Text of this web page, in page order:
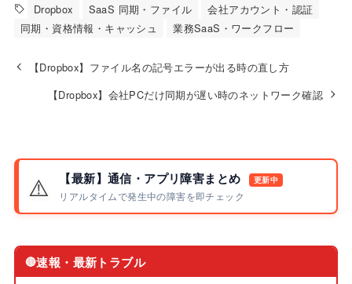
Dropbox
SaaS 同期・ファイル
会社アカウント・認証
同期・資格情報・キャッシュ
業務SaaS・ワークフロー
【Dropbox】ファイル名の記号エラーが出る時の直し方
【Dropbox】会社PCだけ同期が遅い時のネットワーク確認
⚠️ 【最新】通信・アプリ障害まとめ 更新中
リアルタイムで発生中の障害を即チェック
🔴速報・最新トラブル